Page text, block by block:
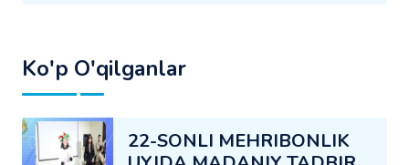
Ko'p O'qilganlar
22-SONLI MEHRIBONLIK